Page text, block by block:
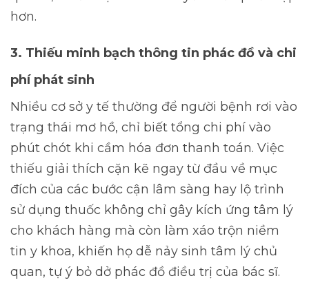
hơn.
3. Thiếu minh bạch thông tin phác đồ và chi
phí phát sinh
Nhiều cơ sở y tế thường để người bệnh rơi vào
trạng thái mơ hồ, chỉ biết tổng chi phí vào
phút chót khi cầm hóa đơn thanh toán. Việc
thiếu giải thích cặn kẽ ngay từ đầu về mục
đích của các bước cận lâm sàng hay lộ trình
sử dụng thuốc không chỉ gây kích ứng tâm lý
cho khách hàng mà còn làm xáo trộn niềm
tin y khoa, khiến họ dễ nảy sinh tâm lý chủ
quan, tự ý bỏ dở phác đồ điều trị của bác sĩ.